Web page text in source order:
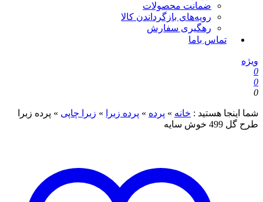
ضمانت محصولات
رویه‌های بازگرداندن کالا
رهگیری سفارش
تماس باما
هستید : خانه» پرده» پرده زبرا »زبرا چاپی »
پرده زبرا